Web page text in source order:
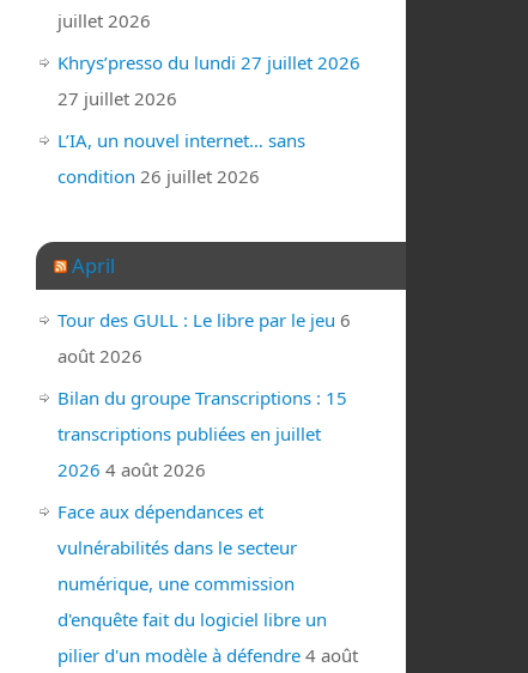
juillet 2026
Khrys’presso du lundi 27 juillet 2026
27 juillet 2026
L’IA, un nouvel internet… sans
condition 26 juillet 2026
April
Tour des GULL : Le libre par le jeu 6
août 2026
Bilan du groupe Transcriptions : 15
transcriptions publiées en juillet
2026 4 août 2026
Face aux dépendances et
vulnérabilités dans le secteur
numérique, une commission
d'enquête fait du logiciel libre un
pilier d'un modèle à défendre 4 août